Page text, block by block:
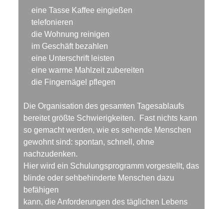
eine Tasse Kaffee eingießen
telefonieren
die Wohnung reinigen
im Geschäft bezahlen
eine Unterschrift leisten
eine warme Mahlzeit zubereiten
die Fingernägel pflegen
Die Organisation des gesamten Tagesablaufs
bereitet größte Schwierigkeiten. Fast nichts kann
so gemacht werden, wie es sehende Menschen
gewohnt sind: spontan, schnell, ohne
nachzudenken.
Hier wird ein Schulungsprogramm vorgestellt, das
blinde oder sehbehinderte Menschen dazu
befähigen
kann, die Anforderungen des täglichen Lebens